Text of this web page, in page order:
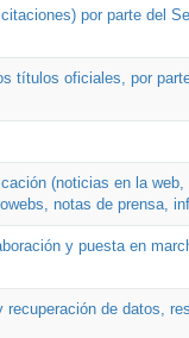
por parte del
títulos oficiales, por
(noticias en la
notas de prensa,
y puesta en
de datos,